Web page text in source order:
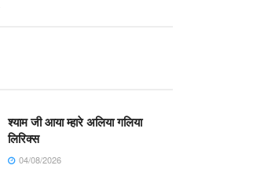
श्याम जी आया म्हारे अलिया गलिया
लिरिक्स
04/08/2026